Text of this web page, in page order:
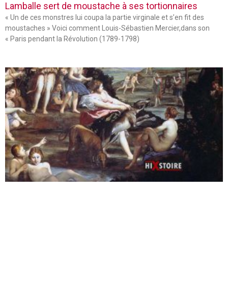
Lamballe sert de moustache à ses tortionnaires
« Un de ces monstres lui coupa la partie virginale et s’en fit des
moustaches » Voici comment Louis-Sébastien Mercier,dans son
« Paris pendant la Révolution (1789-1798)